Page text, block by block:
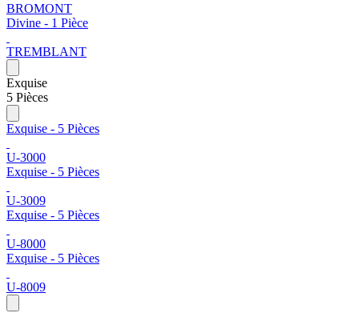
BROMONT
Divine - 1 Pièce
TREMBLANT
Exquise
5 Pièces
Exquise - 5 Pièces
U-3000
Exquise - 5 Pièces
U-3009
Exquise - 5 Pièces
U-8000
Exquise - 5 Pièces
U-8009